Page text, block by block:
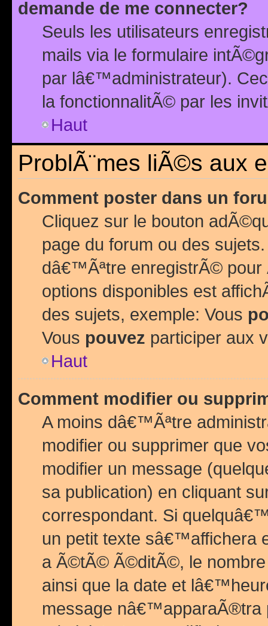
demande de me connecter?
Seuls les utilisateurs
mails via le formulaire
par lâ€™administrateur).
la fonctionnalitÃ© par les
Haut
ProblÃ¨mes liÃ©s aux
Comment poster dans un
Cliquez sur le bouton
page du forum ou des
dâ€™Ãªtre enregistrÃ©
options disponibles est
des sujets, exemple: Vous
Vous pouvez participer aux
Haut
Comment modifier ou
A moins dâ€™Ãªtre
modifier ou supprimer que
modifier un message
sa publication) en cliquant
correspondant. Si
un petit texte sâ€™affichera
a Ã©tÃ© Ã©ditÃ©, le
ainsi que la date et
message nâ€™apparaÃ®tra